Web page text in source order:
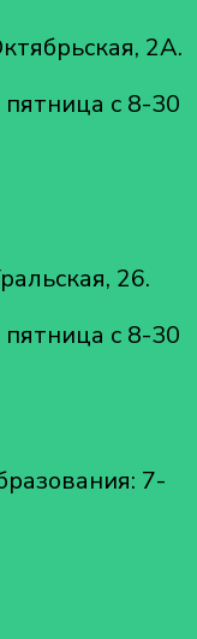
2А.
с 8-30
26.
с 8-30
7-